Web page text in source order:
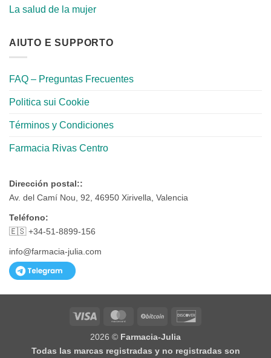
La salud de la mujer
AIUTO E SUPPORTO
FAQ – Preguntas Frecuentes
Politica sui Cookie
Términos y Condiciones
Farmacia Rivas Centro
Dirección postal::
Av. del Camí Nou, 92, 46950 Xirivella, Valencia
Teléfono:
🇪🇸 +34-51-8899-156
info@farmacia-julia.com
Visa MasterCardBitCoin
2026 © Farmacia-Julia
Todas las marcas registradas y no registradas son